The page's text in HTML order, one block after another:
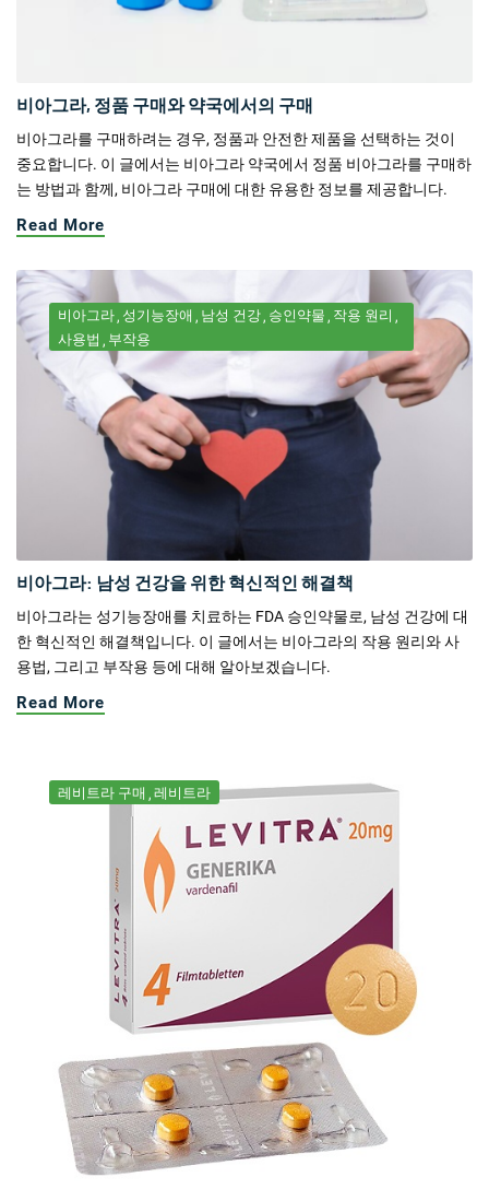
비아그라, 정품 구매와 약국에서의 구매
비아그라를 구매하려는 경우, 정품과 안전한 제품을 선택하는 것이
중요합니다. 이 글에서는 비아그라 약국에서 정품 비아그라를 구매하
는 방법과 함께, 비아그라 구매에 대한 유용한 정보를 제공합니다.
Read More
비아그라 성기능장애 남성 건강 승인약물 작용 원리
사용법
부작용
비아그라: 남성 건강을 위한 혁신적인 해결책
비아그라는 성기능장애를 치료하는 FDA 승인약물로, 남성 건강에 대
한 혁신적인 해결책입니다. 이 글에서는 비아그라의 작용 원리와 사
용법, 그리고 부작용 등에 대해 알아보겠습니다.
Read More
레비트라 구매 레비트라